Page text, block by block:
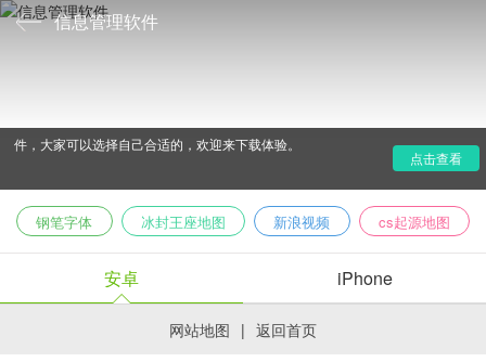
信息管理软件
件，大家可以选择自己合适的，欢迎来下载体验。
点击查看
钢笔字体 冰封王座地图 新浪视频 cs起源地图
安卓 iPhone
网站地图 | 返回首页